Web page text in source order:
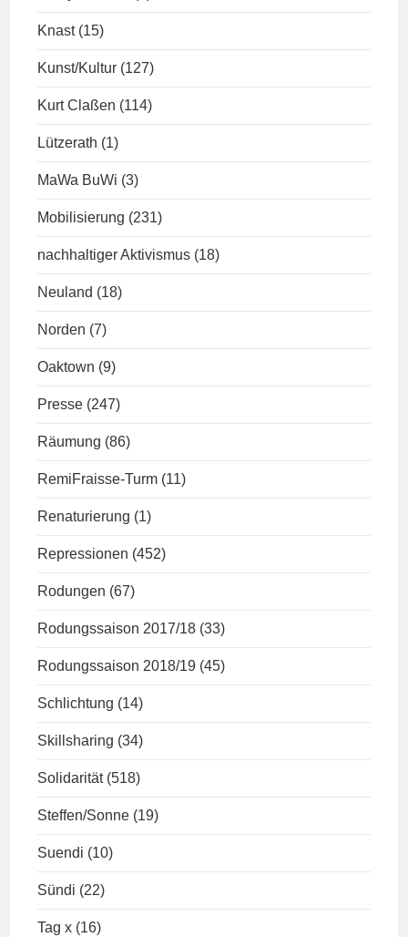
Knast (15)
Kunst/Kultur (127)
Kurt Claßen (114)
Lützerath (1)
MaWa BuWi (3)
Mobilisierung (231)
nachhaltiger Aktivismus (18)
Neuland (18)
Norden (7)
Oaktown (9)
Presse (247)
Räumung (86)
RemiFraisse-Turm (11)
Renaturierung (1)
Repressionen (452)
Rodungen (67)
Rodungssaison 2017/18 (33)
Rodungssaison 2018/19 (45)
Schlichtung (14)
Skillsharing (34)
Solidarität (518)
Steffen/Sonne (19)
Suendi (10)
Sündi (22)
Tag x (16)